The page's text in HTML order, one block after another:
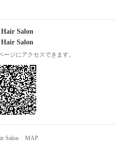
Salon
Salon
ージにアクセスできます。
Salon MAP